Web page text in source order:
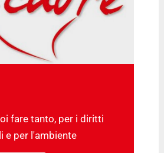
fare tanto, per i diritti
e per l'ambiente